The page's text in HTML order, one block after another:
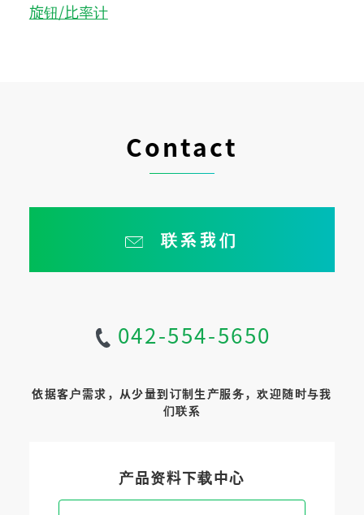
旋钮/比率计
Contact
联系我们
042-554-5650
依据客户需求，从少量到订制生产服务，欢迎随时与我
们联系
产品资料下载中心